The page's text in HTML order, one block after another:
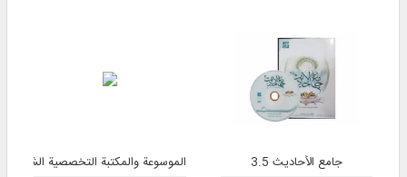
جامع الأحاديث 3.5
الموسوعة والمكتبة التخصصية الشاملة